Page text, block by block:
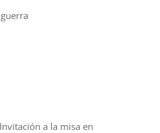
Invitación a la misa en